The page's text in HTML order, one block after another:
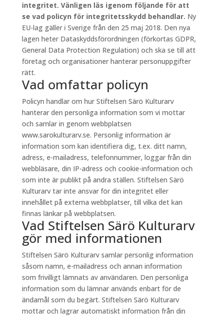
integritet. Vänligen läs igenom följande för att
se vad policyn för integritetsskydd behandlar. Ny
EU-lag gäller i Sverige från den 25 maj 2018. Den nya
lagen heter Dataskyddsförordningen (förkortas GDPR,
General Data Protection Regulation) och ska se till att
företag och organisationer hanterar personuppgifter
rätt.
Vad omfattar policyn
Policyn handlar om hur Stiftelsen Särö Kulturarv
hanterar den personliga information som vi mottar
och samlar in genom webbplatsen
www.sarokulturarv.se. Personlig information är
information som kan identifiera dig, t.ex. ditt namn,
adress, e-mailadress, telefonnummer, loggar från din
webbläsare, din IP-adress och cookie-information och
som inte är publikt på andra ställen. Stiftelsen Särö
Kulturarv tar inte ansvar för din integritet eller
innehållet på externa webbplatser, till vilka det kan
finnas länkar på webbplatsen.
Vad Stiftelsen Särö Kulturarv
gör med informationen
Stiftelsen Särö Kulturarv samlar personlig information
såsom namn, e-mailadress och annan information
som frivilligt lämnats av användaren. Den personliga
information som du lämnar används enbart för de
ändamål som du begärt. Stiftelsen Särö Kulturarv
mottar och lagrar automatiskt information från din